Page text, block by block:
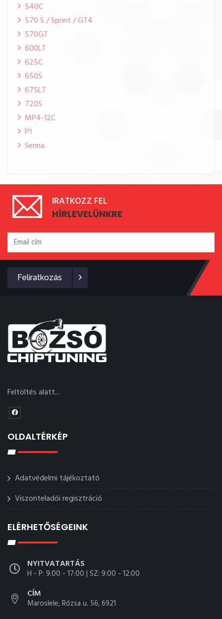
540C
570 S / Sprint / GT4
570GT
600LT
625C
650S
675LT
720S
MP4-12C
P1
Senna
IRATKOZZ FEL
HÍRLEVELÜNKRE
Feliratkozás
Feltöltés alatt...
OLDALTÉRKÉP
Adatvédelmi tájékoztató
Viszonteladói regisztráció
ELÉRHETŐSÉGEINK
NYITVATARTÁS
H - P: 9:00 - 17:00 | SZ: 9:00 - 12:00
CÍM
Maroslele, Rózsa u. 56, 6921